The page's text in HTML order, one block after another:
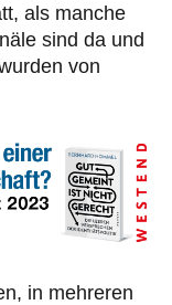
als manche
sind da und
von
in mehreren